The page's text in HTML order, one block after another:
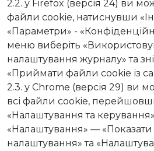
2.2. у Firefox (версія 24) ви
файли cookie, натиснувши
«Параметри» -
меню виберіть
налаштування журналу» та
«Приймати файли cookie із
2.3. у Chrome (версія 29) ви
всі файли cookie,
«Налаштування та
«Налаштування» —
налаштування» та